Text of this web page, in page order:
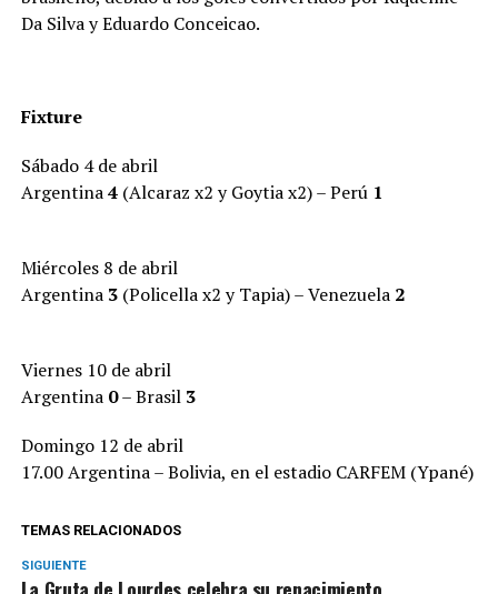
Da Silva y Eduardo Conceicao.
Fixture
Sábado 4 de abril
Argentina4(Alcaraz x2 y Goytia x2) – Perú 1
Miércoles 8 de abril
Argentina 3(Policella x2 y Tapia) – Venezuela 2
Viernes 10 de abril
Argentina 0– Brasil 3
Domingo 12 de abril
17.00 Argentina – Bolivia, en el estadio CARFEM (Ypané)
TEMAS RELACIONADOS
SIGUIENTE
La Gruta de Lourdes celebra su renacimiento